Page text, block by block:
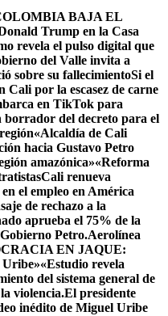
BAJA EL
Trump en la Casa
revela el pulso digital que
del Valle invita a
sobre su fallecimientoSi el
por la escasez de carne
en TikTok para
borrador del decreto para el
«Alcaldía de Cali
hacia Gustavo Petro
amazónica»«Reforma
Cali renueva
el empleo en América
de rechazo a la
aprueba el 75% de la
Petro.Aerolínea
EN JAQUE:
Uribe»«Estudio revela
del sistema general de
violencia.El presidente
inédito de Miguel Uribe